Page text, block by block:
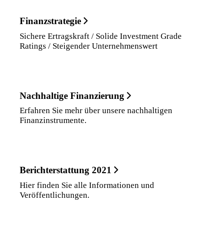
Finanzstrategie
Sichere Ertragskraft / Solide Investment Grade
Ratings / Steigender Unternehmenswert
Nachhaltige Finanzierung
Erfahren Sie mehr über unsere nachhaltigen
Finanzinstrumente.
Berichterstattung 2021
Hier finden Sie alle Informationen und
Veröffentlichungen.